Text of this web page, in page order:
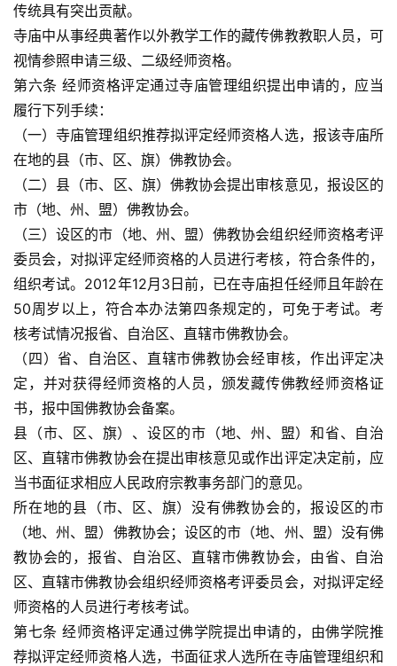
传统具有突出贡献。
寺庙中从事经典著作以外教学工作的藏传佛教教职人员，可
视情参照申请三级、二级经师资格。
第六条 经师资格评定通过寺庙管理组织提出申请的，应当
履行下列手续：
（一）寺庙管理组织推荐拟评定经师资格人选，报该寺庙所
在地的县（市、区、旗）佛教协会。
（二）县（市、区、旗）佛教协会提出审核意见，报设区的
市（地、州、盟）佛教协会。
（三）设区的市（地、州、盟）佛教协会组织经师资格考评
委员会，对拟评定经师资格的人员进行考核，符合条件的，
组织考试。2012年12月3日前，已在寺庙担任经师且年龄在
50周岁以上，符合本办法第四条规定的，可免于考试。考
核考试情况报省、自治区、直辖市佛教协会。
（四）省、自治区、直辖市佛教协会经审核，作出评定决
定，并对获得经师资格的人员，颁发藏传佛教经师资格证
书，报中国佛教协会备案。
县（市、区、旗）、设区的市（地、州、盟）和省、自治
区、直辖市佛教协会在提出审核意见或作出评定决定前，应
当书面征求相应人民政府宗教事务部门的意见。
所在地的县（市、区、旗）没有佛教协会的，报设区的市
（地、州、盟）佛教协会；设区的市（地、州、盟）没有佛
教协会的，报省、自治区、直辖市佛教协会，由省、自治
区、直辖市佛教协会组织经师资格考评委员会，对拟评定经
师资格的人员进行考核考试。
第七条 经师资格评定通过佛学院提出申请的，由佛学院推
荐拟评定经师资格人选，书面征求人选所在寺庙管理组织和